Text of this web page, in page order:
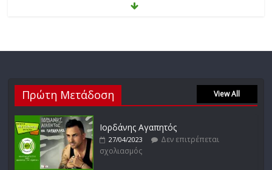
Θοδωρής Φέρρης
27/01/2023
σχολιασμός
Απόστολος Ρίζος
Πρώτη Μετάδοση View All
Ιορδάνης Αγαπητός
27/04/2023
Δεν επιτρέπεται
σχολιασμός